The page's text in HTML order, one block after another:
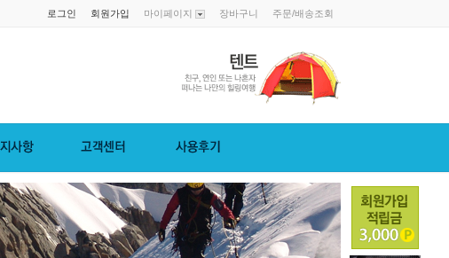
로그인 회원가입 마이페이지 장바구니 주문/배송조회